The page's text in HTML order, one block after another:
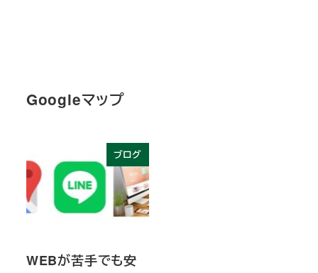
Googleマップ
ブログ
WEBが苦手でも安